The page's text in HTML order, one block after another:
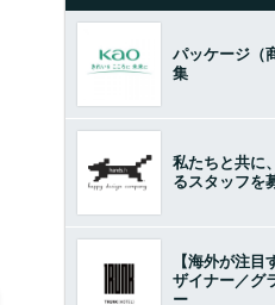
パッケージ（
集
私たちと共に
るスタッフを
【海外が注
ザイナー／グ
ー